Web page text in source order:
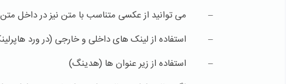
– می توانید از عکسی متناسب با متن نیز در داخل متن
– استفاده از لینک های داخلی و خارجی (در ورد
– استفاده از زیر عنوان ها (هدینگ)